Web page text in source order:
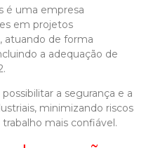
é uma empresa
em projetos
atuando de forma
a adequação de
.
a segurança e a
minimizando riscos
mais confiável.